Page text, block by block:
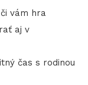
vám hra
aj v
čas s rodinou